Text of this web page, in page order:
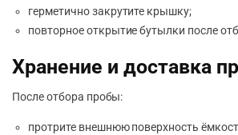
герметично закрутите крышку;
повторное открытие бутылки после
Хранение и доставка
После отбора пробы:
протрите внешнюю поверхность